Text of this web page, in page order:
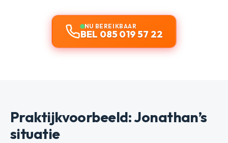
NU BEREIKBAAR
BEL 085 019 57 22
Praktijkvoorbeeld: Jonathan’s
situatie